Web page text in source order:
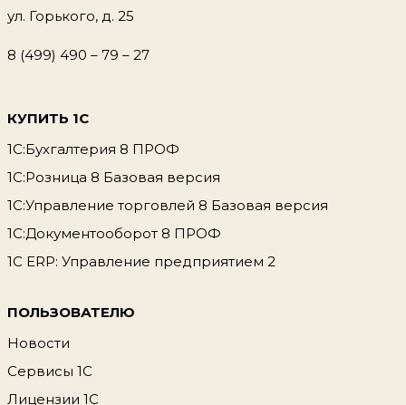
ул. Горького, д. 25
8 (499) 490 – 79 – 27
КУПИТЬ 1С
1С:Бухгалтерия 8 ПРОФ
1С:Розница 8 Базовая версия
1С:Управление торговлей 8 Базовая версия
1С:Документооборот 8 ПРОФ
1С ERP: Управление предприятием 2
ПОЛЬЗОВАТЕЛЮ
Новости
Сервисы 1С
Лицензии 1С